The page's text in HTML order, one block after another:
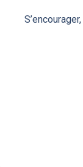
S’encourager,